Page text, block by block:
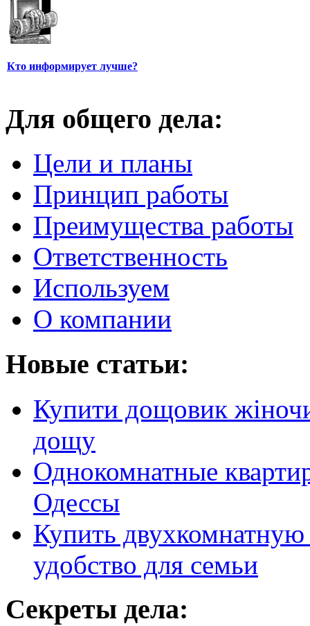
Кто информирует лучше?
Для общего дела:
Цели и планы
Принцип работы
Преимущества работы
Ответственность
Используем
О компании
Новые статьи:
Купити дощовик
дощу
Однокомнатные
Одессы
Купить
удобство для семьи
Секреты дела: